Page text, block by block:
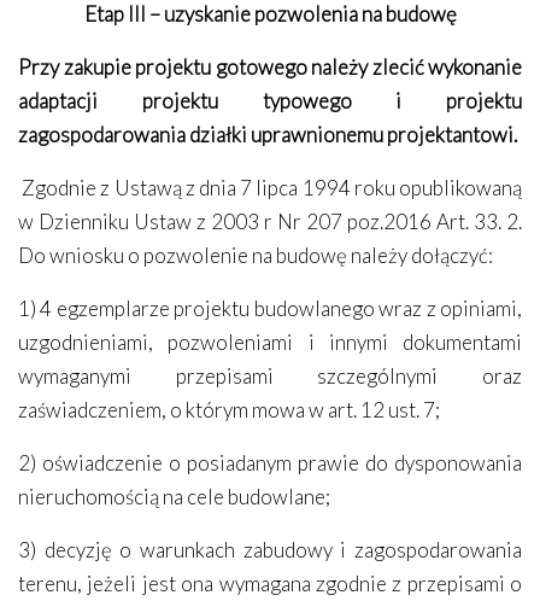
Etap III – uzyskanie pozwolenia na budowę
Przy zakupie projektu gotowego należy zlecić wykonanie
adaptacji projektu typowego i projektu
zagospodarowania działki uprawnionemu projektantowi.
Zgodnie z Ustawą z dnia 7 lipca 1994 roku opublikowaną
w Dzienniku Ustaw z 2003 r Nr 207 poz.2016 Art. 33. 2.
Do wniosku o pozwolenie na budowę należy dołączyć:
1) 4 egzemplarze projektu budowlanego wraz z opiniami,
uzgodnieniami, pozwoleniami i innymi dokumentami
wymaganymi przepisami szczególnymi oraz
zaświadczeniem, o którym mowa w art. 12 ust. 7;
2) oświadczenie o posiadanym prawie do dysponowania
nieruchomością na cele budowlane;
3) decyzję o warunkach zabudowy i zagospodarowania
terenu, jeżeli jest ona wymagana zgodnie z przepisami o